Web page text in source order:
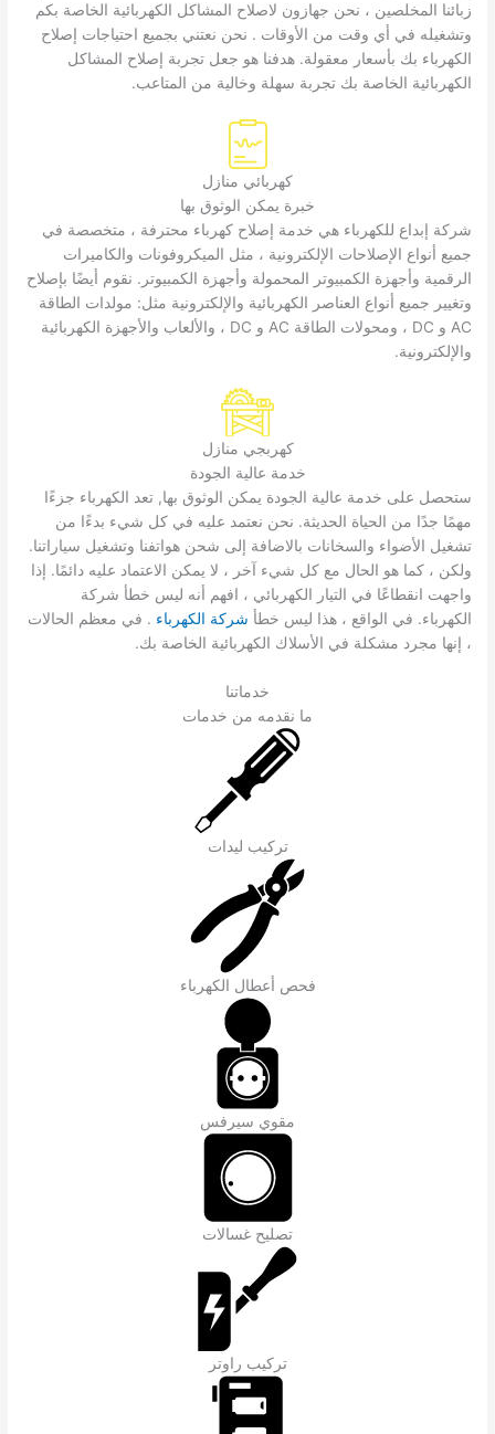
زبائنا المخلصين ، نحن جهازون لاصلاح المشاكل الكهربائية الخاصة بكم
وتشغيله في أي وقت من الأوقات . نحن نعتني بجميع احتياجات إصلاح
الكهرباء بك بأسعار معقولة. هدفنا هو جعل تجربة إصلاح المشاكل
الكهربائية الخاصة بك تجربة سهلة وخالية من المتاعب.
كهربائي منازل
خبرة يمكن الوثوق بها
شركة إبداع للكهرباء هي خدمة إصلاح كهرباء محترفة ، متخصصة في
جميع أنواع الإصلاحات الإلكترونية ، مثل الميكروفونات والكاميرات
الرقمية وأجهزة الكمبيوتر المحمولة وأجهزة الكمبيوتر. نقوم أيضًا بإصلاح
وتغيير جميع أنواع العناصر الكهربائية والإلكترونية مثل: مولدات الطاقة
AC و DC ، ومحولات الطاقة AC و DC ، والألعاب والأجهزة الكهربائية
والإلكترونية.
كهربجي منازل
خدمة عالية الجودة
ستحصل على خدمة عالية الجودة يمكن الوثوق بها, تعد الكهرباء جزءًا
مهمًا جدًا من الحياة الحديثة. نحن نعتمد عليه في كل شيء بدءًا من
تشغيل الأضواء والسخانات بالاضافة إلى شحن هواتفنا وتشغيل سياراتنا.
ولكن ، كما هو الحال مع كل شيء آخر ، لا يمكن الاعتماد عليه دائمًا. إذا
واجهت انقطاعًا في التيار الكهربائي ، افهم أنه ليس خطأ شركة
الكهرباء. في الواقع ، هذا ليس خطأ شركة الكهرباء . في معظم الحالات
، إنها مجرد مشكلة في الأسلاك الكهربائية الخاصة بك.
خدماتنا
ما نقدمه من خدمات
تركيب ليدات
فحص أعطال الكهرباء
مقوي سيرفس
تصليح غسالات
تركيب راوتر